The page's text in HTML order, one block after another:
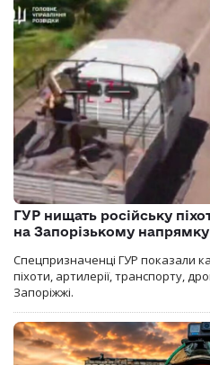
ГУР нищать російську
на Запорізькому напрямку
Спецпризначенці ГУР показали
піхоти, артилерії, транспорту,
Запоріжжі.